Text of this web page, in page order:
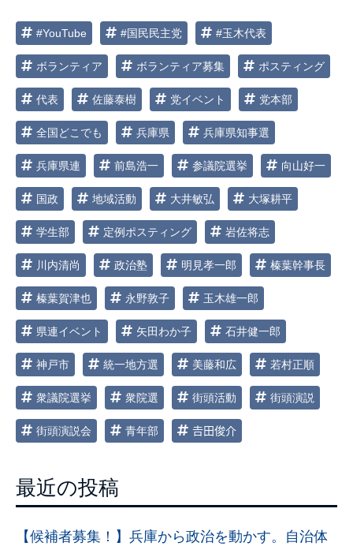
ン #YouTube #国民民主党 #玉木代表
ボランティア ボランティア募集 ポスティング
代表 佐藤泰樹 党イベント 党本部
全国どこでも 兵庫県 兵庫県知事選
兵庫県連 前島浩一 参議院選挙 向山好一
国政 地域活動 大井敏弘 大塚耕平
学生部 定例ポスティング 岩佐将志
川内清尚 政治塾 明見孝一郎 榛葉幹事長
榛葉賀津也 永野敦子 玉木雄一郎
県連イベント 矢田わか子 石井健一郎
神戸市 統一地方選 美藤和広 若村正順
衆議院選挙 衆院選 街頭活動 街頭演説
街頭演説会 青年部 𠮷田俊介
最近の投稿
【候補者募集！】兵庫から政治を動かす。自治体